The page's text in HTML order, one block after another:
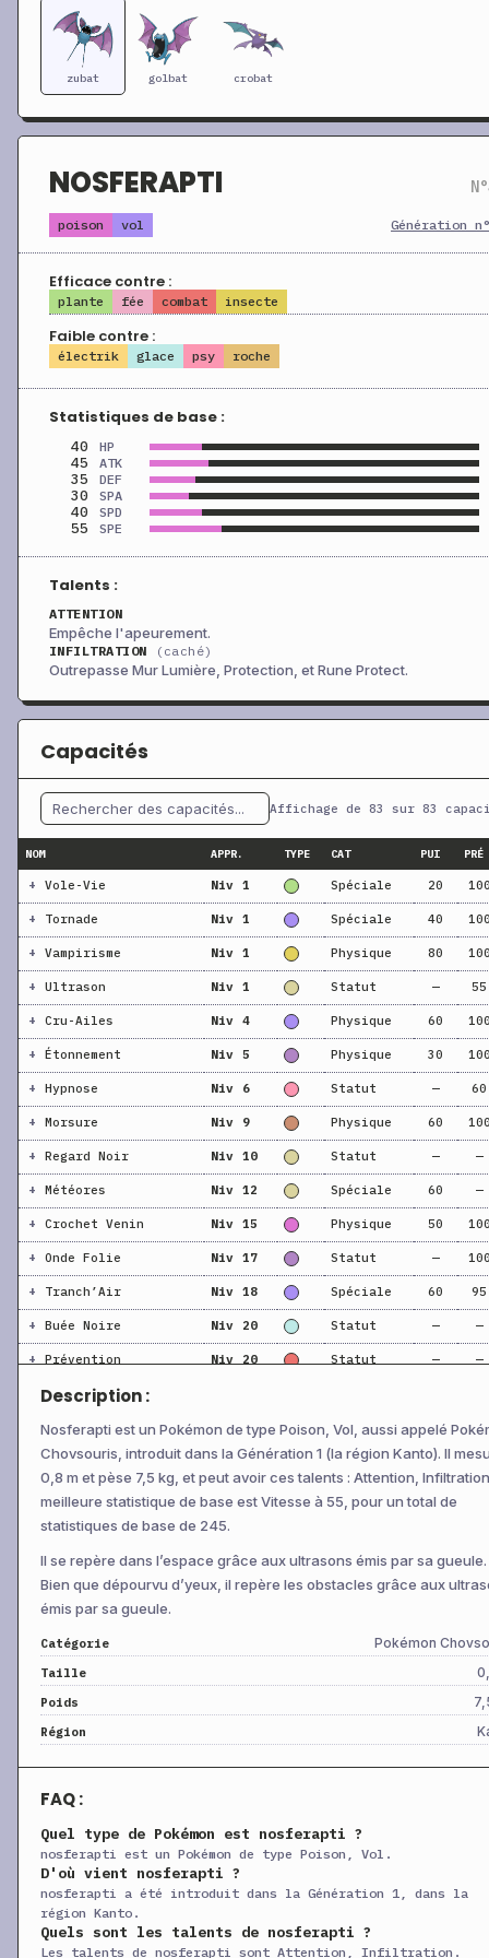
zubat golbat crobat
NOSFERAPTI
poison vol Génération
Efficace contre :
plante fée combat insecte
Faible contre :
électrik glace psy roche
Statistiques de base :
40 HP
45 ATK
35 DEF
30 SPA
40 SPD
55 SPE
Talents :
ATTENTION
Empêche l'apeurement.
INFILTRATION (caché)
Outrepasse Mur Lumière, Protection, et Rune Protect.
Capacités
Affichage de 83 sur 83
NOM APPR. TYPE CAT PUI PRÉ
+ Vole-Vie Niv 1 Spéciale 20
+ Tornade Niv 1 Spéciale 40
+ Vampirisme Niv 1 Physique 80
+ Ultrason Niv 1 Statut — 55
+ Cru-Ailes Niv 4 Physique 60
+ Étonnement Niv 5 Physique 30
+ Hypnose Niv 6 Statut — 60
+ Morsure Niv 9 Physique 60
+ Regard Noir Niv 10 Statut — —
+ Météores Niv 12 Spéciale 60 —
+ Crochet Venin Niv 15 Physique 50
+ Onde Folie Niv 17 Statut —
+ Tranch’Air Niv 18 Spéciale 60 95
+ Buée Noire Niv 20 Statut — —
+ Prévention Niv 20 Statut — —
Poison Croix
Toxik Niv 28 Statut — 90
Acrobatie Niv 30 Physique 55
Lame d’Air Niv 33 Spéciale 75
Choc Venin Niv 37
Aéropique CT Physique 60 —
CT
Patience —
Rapace
+ Séduction CT Statut —
Confidence
Mâchouille CT Physique
Malédiction CT
Anti-Brume CT Statut —
Détection CT Statut
Description :
Nosferapti est un Pokémon de type Poison, Vol, aussi appelé
Chovsouris, introduit dans la Génération 1 (la région Kanto). Il
0,8 m et pèse 7,5 kg, et peut avoir ces talents : Attention,
meilleure statistique de base est Vitesse à 55, pour un total de
statistiques de base de 245.
Il se repère dans l’espace grâce aux ultrasons émis par sa gueule.
Bien que dépourvu d’yeux, il repère les obstacles grâce aux
émis par sa gueule.
Catégorie Pokémon
Taille
Poids
Région
FAQ :
Quel type de Pokémon est nosferapti ?
nosferapti est un Pokémon de type Poison, Vol.
D'où vient nosferapti ?
nosferapti a été introduit dans la Génération 1, dans la
région Kanto.
Quels sont les talents de nosferapti ?
Les talents de nosferapti sont Attention, Infiltration.